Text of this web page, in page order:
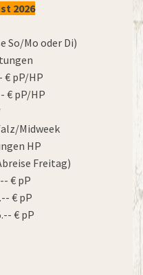
2026
So/Mo oder Di)
€ pP/HP
€ pP/HP
Midweek
HP
Freitag)
€ pP
€ pP
€ pP